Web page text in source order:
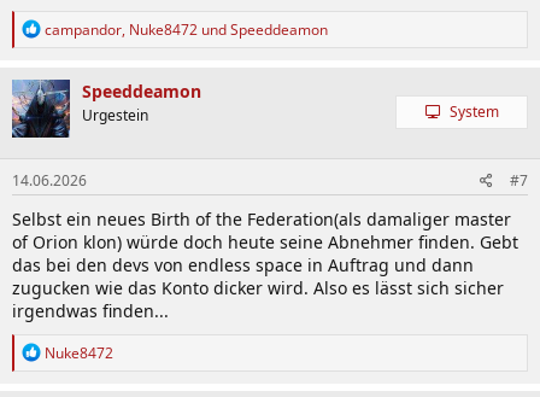
R
k
t
i
o
n
e
n
:
campandor, Nuke8472 undSpeeddeamon
Speeddeamon
Urgestein System
14.06.2026 #7
Selbst ein neues Birth of the Federation(als damaliger master
of Orion klon) würde doch heute seine Abnehmer finden. Gebt
das bei den devs von endless space in Auftrag und dann
zugucken wie das Konto dicker wird. Also es lässt sich sicher
irgendwas finden...
R
Nuke8472